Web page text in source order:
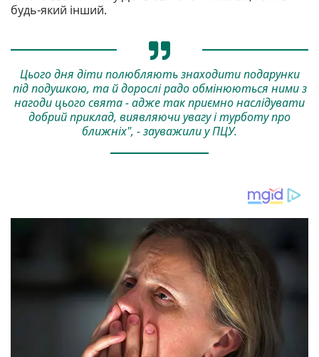
будь-який інший.
Цього дня діти полюбляють знаходити подарунки
під подушкою, та й дорослі радо обмінюються ними з
нагоди цього свята - адже так приємно наслідувати
добрий приклад, виявляючи увагу і турботу про
ближніх", - зауважили у ПЦУ.